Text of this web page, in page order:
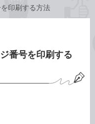
印刷する方法
番号を印刷する